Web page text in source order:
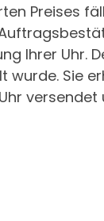
Preises
Ihrer Uhr.
wurde. Sie
versendet